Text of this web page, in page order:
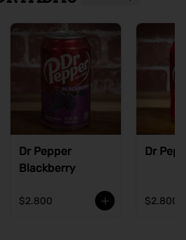
Dr Pepper
Blackberry
$2.800
Dr
$2.800